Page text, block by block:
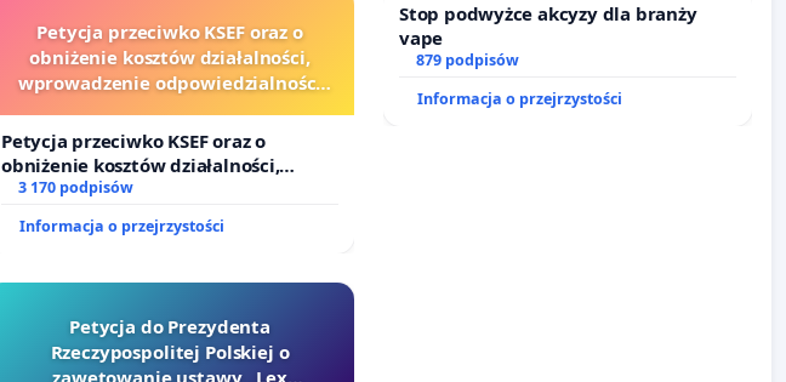
Petycja przeciwko KSEF oraz o
obniżenie kosztów działalności,
wprowadzenie odpowiedzialności
sędziów
Petycja przeciwko KSEF oraz o
obniżenie kosztów działalności,
wprowadzenie odpowiedzialności
finansowej kluczowych urzędników i
sędziów
3 170 podpisów
Informacja o przejrzystości
Stop podwyżce akcyzy dla branży
vape
879 podpisów
Informacja o przejrzystości
Petycja do Prezydenta
Rzeczypospolitej Polskiej o